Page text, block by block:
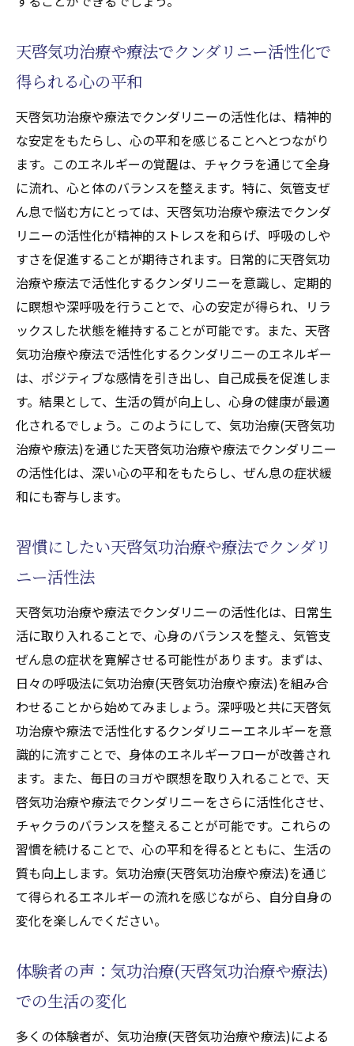
天啓気功治療や療法でクンダリニー活性化で
得られる心の平和
天啓気功治療や療法でクンダリニーの活性化は、精神的
な安定をもたらし、心の平和を感じることへとつながり
ます。このエネルギーの覚醒は、チャクラを通じて全身
に流れ、心と体のバランスを整えます。特に、気管支ぜ
ん息で悩む方にとっては、天啓気功治療や療法でクンダ
リニーの活性化が精神的ストレスを和らげ、呼吸のしや
すさを促進することが期待されます。日常的に天啓気功
治療や療法で活性化するクンダリニーを意識し、定期的
に瞑想や深呼吸を行うことで、心の安定が得られ、リラ
ックスした状態を維持することが可能です。また、天啓
気功治療や療法で活性化するクンダリニーのエネルギー
は、ポジティブな感情を引き出し、自己成長を促進しま
す。結果として、生活の質が向上し、心身の健康が最適
化されるでしょう。このようにして、気功治療(天啓気功
治療や療法)を通じた天啓気功治療や療法でクンダリニー
の活性化は、深い心の平和をもたらし、ぜん息の症状緩
和にも寄与します。
習慣にしたい天啓気功治療や療法でクンダリ
ニー活性法
天啓気功治療や療法でクンダリニーの活性化は、日常生
活に取り入れることで、心身のバランスを整え、気管支
ぜん息の症状を寛解させる可能性があります。まずは、
日々の呼吸法に気功治療(天啓気功治療や療法)を組み合
わせることから始めてみましょう。深呼吸と共に天啓気
功治療や療法で活性化するクンダリニーエネルギーを意
識的に流すことで、身体のエネルギーフローが改善され
ます。また、毎日のヨガや瞑想を取り入れることで、天
啓気功治療や療法でクンダリニーをさらに活性化させ、
チャクラのバランスを整えることが可能です。これらの
習慣を続けることで、心の平和を得るとともに、生活の
質も向上します。気功治療(天啓気功治療や療法)を通じ
て得られるエネルギーの流れを感じながら、自分自身の
変化を楽しんでください。
体験者の声：気功治療(天啓気功治療や療法)
での生活の変化
多くの体験者が、気功治療(天啓気功治療や療法)による